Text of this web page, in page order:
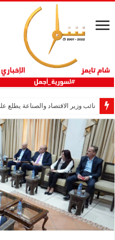
نائب وزير الاقتصاد والصناعة يطلع